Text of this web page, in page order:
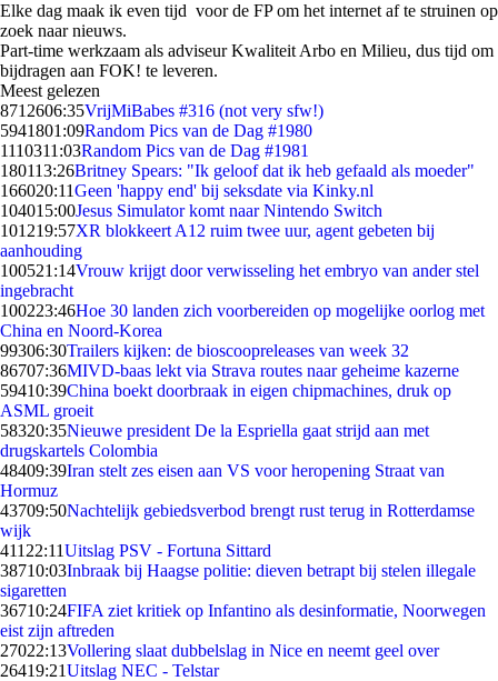
Elke dag maak ik even tijd voor de FP om het internet af te struinen op
zoek naar nieuws.
Part-time werkzaam als adviseur Kwaliteit Arbo en Milieu, dus tijd om
bijdragen aan FOK! te leveren.
Meest gelezen
8712606:35VrijMiBabes #316 (not very sfw!)
5941801:09Random Pics van de Dag #1980
1110311:03Random Pics van de Dag #1981
180113:26Britney Spears: "Ik geloof dat ik heb gefaald als moeder"
166020:11Geen 'happy end' bij seksdate via Kinky.nl
104015:00Jesus Simulator komt naar Nintendo Switch
101219:57XR blokkeert A12 ruim twee uur, agent gebeten bij
aanhouding
100521:14Vrouw krijgt door verwisseling het embryo van ander stel
ingebracht
100223:46Hoe 30 landen zich voorbereiden op mogelijke oorlog met
China en Noord-Korea
99306:30Trailers kijken: de bioscoopreleases van week 32
86707:36MIVD-baas lekt via Strava routes naar geheime kazerne
59410:39China boekt doorbraak in eigen chipmachines, druk op
ASML groeit
58320:35Nieuwe president De la Espriella gaat strijd aan met
drugskartels Colombia
48409:39Iran stelt zes eisen aan VS voor heropening Straat van
Hormuz
43709:50Nachtelijk gebiedsverbod brengt rust terug in Rotterdamse
wijk
411 22:11Uitslag PSV - Fortuna Sittard
38710:03Inbraak bij Haagse politie: dieven betrapt bij stelen illegale
sigaretten
36710:24FIFA ziet kritiek op Infantino als desinformatie, Noorwegen
eist zijn aftreden
27022:13Vollering slaat dubbelslag in Nice en neemt geel over
26419:21Uitslag NEC - Telstar